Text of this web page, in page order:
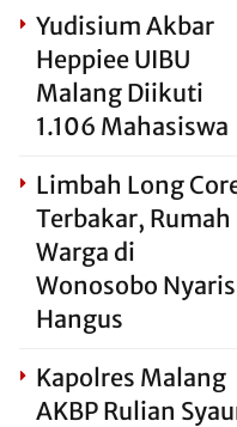
Yudisium Akbar
Heppiee UIBU
Malang Diikuti
1.106 Mahasiswa
Limbah Long
Terbakar, Rumah
Warga di
Wonosobo Nyaris
Hangus
Kapolres Malang
AKBP Rulian